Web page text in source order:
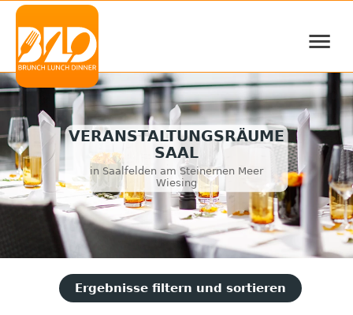
≡
VERANSTALTUNGSRÄUME
SAAL
in Saalfelden am Steinernen Meer
Wiesing
Ergebnisse filtern und sortieren